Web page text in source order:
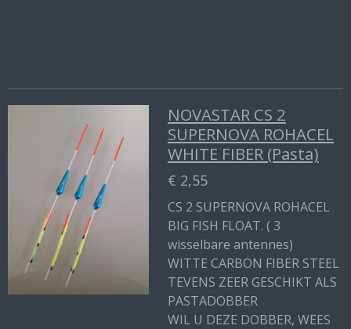
NOVASTAR CS 2
SUPERNOVA ROHACEL
WHITE FIBER (Pasta)
€ 2,55
CS 2 SUPERNOVA ROHACEL
BIG FISH FLOAT. ( 3
wisselbare antennes)
WITTE CARBON FIBER STEEL
TEVENS ZEER GESCHIKT ALS
PASTADOBBER
WIL U DEZE DOBBER, WEES